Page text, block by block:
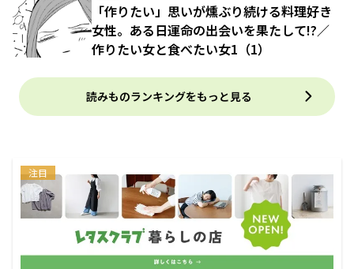
「作りたい」思いが燻ぶり続ける料理好き
女性。ある日運命の出会いを果たして!?／
作りたい女と食べたい女1（1）
読みものランキングをもっと見る
注目